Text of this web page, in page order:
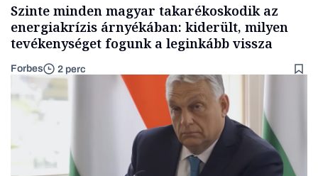
Szinte minden magyar takarékoskodik az
energiakrízis árnyékában: kiderült, milyen
tevékenységet fogunk a leginkább vissza
Forbes 2 perc